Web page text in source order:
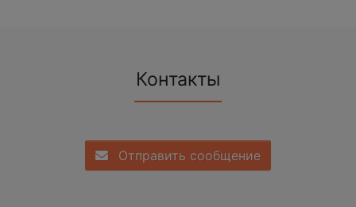
Контакты
Отправить сообщение